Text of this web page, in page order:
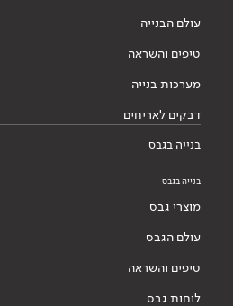
עולם הבנייה
טיפים והשראה
מערכות בנייה
דבקים לאריחים
בנייה בגבס
בנייה בגבס
מוצרי גבס
עולם הגבס
טיפים והשראה
לוחות גבס